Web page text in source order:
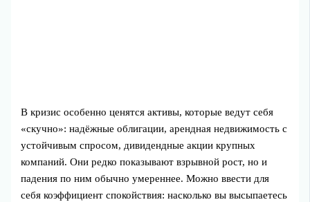
В кризис особенно ценятся активы, которые ведут себя
«скучно»: надёжные облигации, арендная недвижимость с
устойчивым спросом, дивидендные акции крупных
компаний. Они редко показывают взрывной рост, но и
падения по ним обычно умереннее. Можно ввести для
себя коэффициент спокойствия: насколько вы высыпаетесь